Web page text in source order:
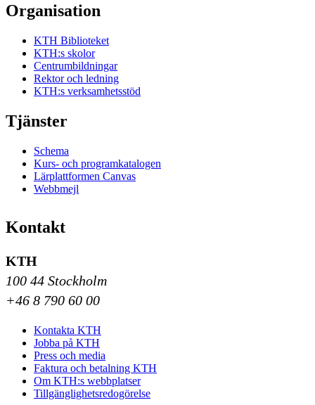
Organisation
KTH Biblioteket
KTH:s skolor
Centrumbildningar
Rektor och ledning
KTH:s verksamhetsstöd
Tjänster
Schema
Kurs- och programkatalogen
Lärplattformen Canvas
Webbmejl
Kontakt
KTH
100 44 Stockholm
+46 8 790 60 00
Kontakta KTH
Jobba på KTH
Press och media
Faktura och betalning KTH
Om KTH:s webbplatser
Tillgänglighetsredogörelse